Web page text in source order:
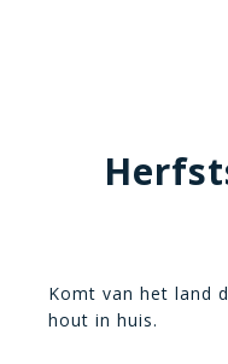
Komt van het land
hout in huis.